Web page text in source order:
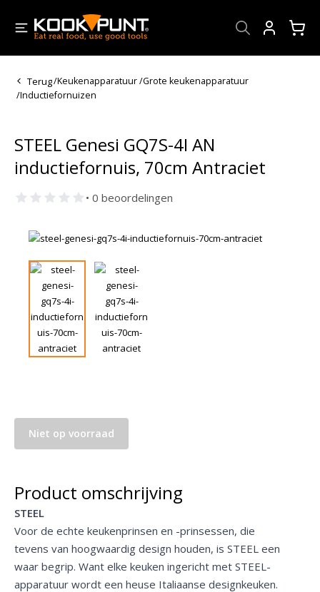
Terug/Keukenapparatuur/Grote keukenapparatuur
/Inductiefornuizen
STEEL Genesi GQ7S-4I AN
inductiefornuis, 70cm Antraciet
• 0 beoordelingen
Niet op voorraad
Product omschrijving
STEEL
Voor de echte keukenprinsen en -prinsessen, die
tevens van hoogwaardig design houden, is STEEL een
waar begrip. Want elke keuken ingericht met STEEL-
apparatuur wordt een heuse Italiaanse designkeuken.